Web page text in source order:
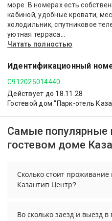
море. В номерах есть
кабиной, удобные кровати,
холодильник, спутниковое
уютная терраса...
Читать полностью
Идентификационный
С912025014440
Действует до 18.11.28
Гостевой дом "Парк-отель
Самые популярные
гостевом доме
Сколько стоит проживание
Казантип Центр?
Казантип Центр
Во сколько заезд и выезд в